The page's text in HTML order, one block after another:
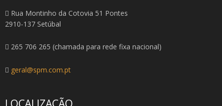
Rua Montinho da Cotovia 51 Pontes
2910-137 Setúbal
265 706 265 (chamada para rede fixa nacional)
geral@spm.com.pt